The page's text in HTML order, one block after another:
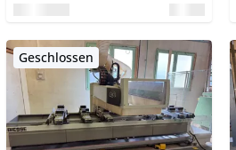
Geschlossen